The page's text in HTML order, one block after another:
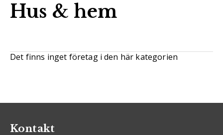
Hus & hem
Det finns inget företag i den här kategorien
Kontakt